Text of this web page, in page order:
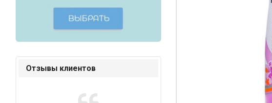
Отзывы клиентов